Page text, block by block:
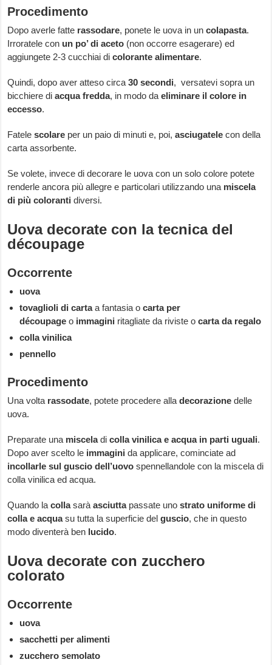
Procedimento
Dopo averle fatte rassodare, ponete le uova in un colapasta.
Irroratele con un po’ di aceto (non occorre esagerare) ed
aggiungete 2-3 cucchiai dicolorante alimentare.
Quindi, dopo aver atteso circa30 secondi, versatevi sopra un
bicchiere diacqua fredda, in modo daeliminare il colore in
eccesso.
Fatelescolare per un paio di minuti e, poi,asciugatele con della
carta assorbente.
Se volete, invece di decorare le uova con un solo colore potete
renderle ancora più allegre e particolari utilizzando una miscela
di più coloranti diversi.
Uova decorate con la tecnica del
découpage
Occorrente
uova
tovaglioli di cartaa fantasia ocarta per
découpageo immagini ritagliate da riviste o carta da regalo
colla vinilica
pennello
Procedimento
Una volta rassodate, potete procedere alladecorazione delle
uova.
Preparate una misceladicolla vinilica e acqua in parti uguali.
Dopo aver scelto le immagini da applicare, cominciate ad
incollarle sul guscio dell’uovo spennellandole con la miscela di
colla vinilica ed acqua.
Quando la collasarà asciuttapassate unostrato uniforme di
colla e acquasu tutta la superficie delguscio, che in questo
modo diventerà ben lucido.
Uova decorate con zucchero
colorato
Occorrente
uova
sacchetti per alimenti
zucchero semolato